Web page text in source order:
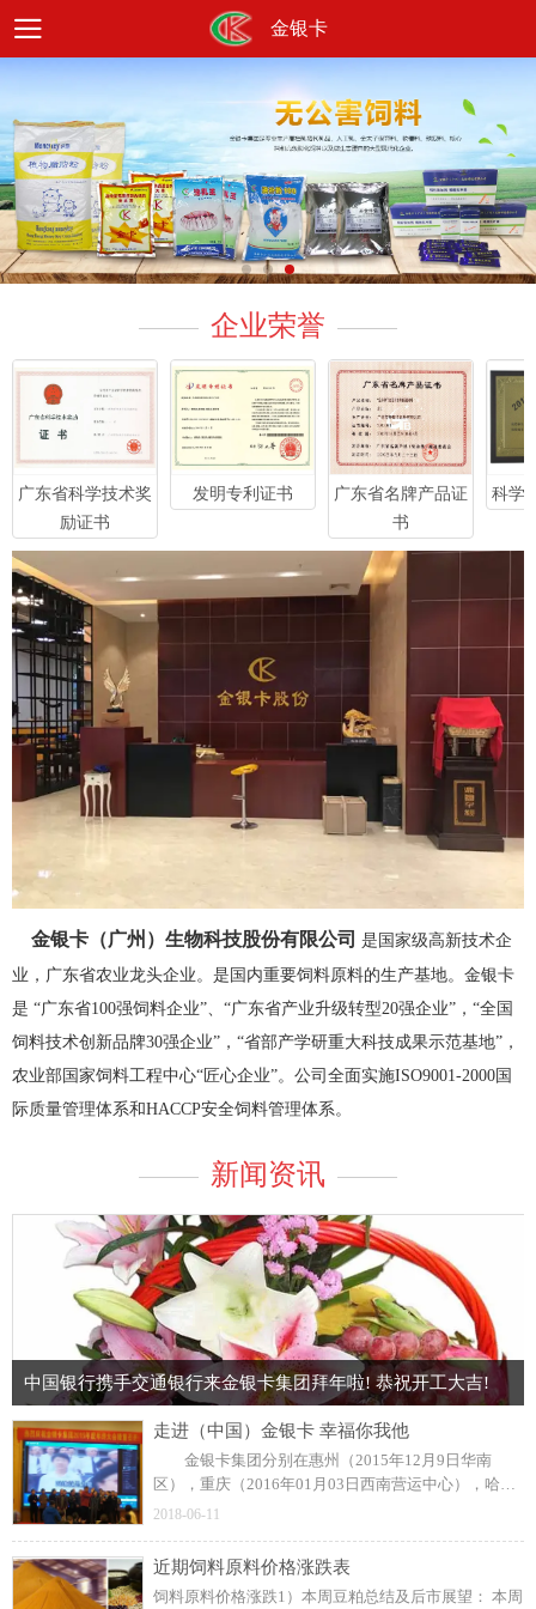
金银卡
企业荣誉
广东省科学技术奖
励证书
发明专利证书
广东省名牌产品证
书
科学
金银卡（广州）生物科技股份有限公司 是国家级高新技术企
业，广东省农业龙头企业。是国内重要饲料原料的生产基地。金银卡
是 “广东省100强饲料企业”、“广东省产业升级转型20强企业”，“全国
饲料技术创新品牌30强企业”，“省部产学研重大科技成果示范基地”，
农业部国家饲料工程中心“匠心企业”。公司全面实施ISO9001-2000国
际质量管理体系和HACCP安全饲料管理体系。
新闻资讯
中国银行携手交通银行来金银卡集团拜年啦! 恭祝开工大吉!
走进（中国）金银卡 幸福你我他
金银卡集团分别在惠州（2015年12月9日华南
区），重庆（2016年01月03日西南营运中心），哈尔
滨（2016年01月06日东北营运中心）隆重召开了三场
西南大跨越”合作共赢的主题热烈展开。 2015年虽
然整体畜牧业冷淡，金银卡集团经营得还是红红火
火，公司一直以高质量服务，高技术创新，高速度发
2018-06-11
近期饲料原料价格涨跌表
饲料原料价格涨跌1）本周豆粕总结及后市展望： 本周